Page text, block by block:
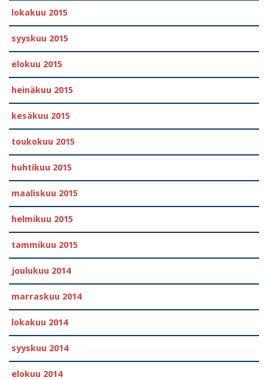
lokakuu 2015
syyskuu 2015
elokuu 2015
heinäkuu 2015
kesäkuu 2015
toukokuu 2015
huhtikuu 2015
maaliskuu 2015
helmikuu 2015
tammikuu 2015
joulukuu 2014
marraskuu 2014
lokakuu 2014
syyskuu 2014
elokuu 2014